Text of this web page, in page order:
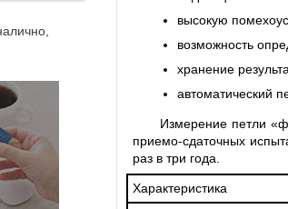
высокую
возможность
хранение
автоматический
Измерение петли
приемо-сдаточных
раз в три года.
Характеристика